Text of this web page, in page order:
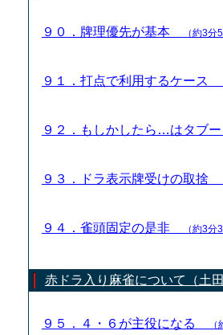
９０．牌理優先が基本 （約3分
９１．打点で利用するケース
９２．もしかしたら…はタブ
９３．ドラ表示牌受けの取捨
９４．雀頭固定の是非 （約3分
赤ドラ入り麻雀について（土
９５．４・６が主役になる （